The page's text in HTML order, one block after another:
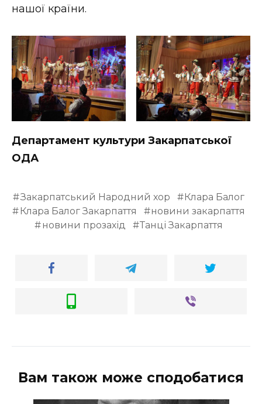
нашої країни.
Департамент культури Закарпатської
ОДА
Закарпатський Народний хор
Клара Балог
Клара Балог Закарпаття
новини закарпаття
новини прозахід
Танці Закарпаття
Вам також може сподобатися